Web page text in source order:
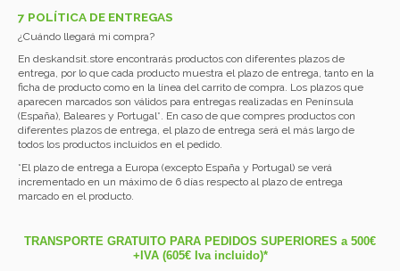
7 POLÍTICA DE ENTREGAS
¿Cuándo llegará mi compra?
En deskandsit.store encontrarás productos con diferentes plazos de
entrega, por lo que cada producto muestra el plazo de entrega, tanto en la
ficha de producto como en la línea del carrito de compra. Los plazos que
aparecen marcados son válidos para entregas realizadas en Península
(España), Baleares y Portugal*. En caso de que compres productos con
diferentes plazos de entrega, el plazo de entrega será el más largo de
todos los productos incluidos en el pedido.
*El plazo de entrega a Europa (excepto España y Portugal) se verá
incrementado en un máximo de 6 días respecto al plazo de entrega
marcado en el producto.
TRANSPORTE GRATUITO PARA PEDIDOS SUPERIORES a 500€
+IVA (605€ Iva incluido)*